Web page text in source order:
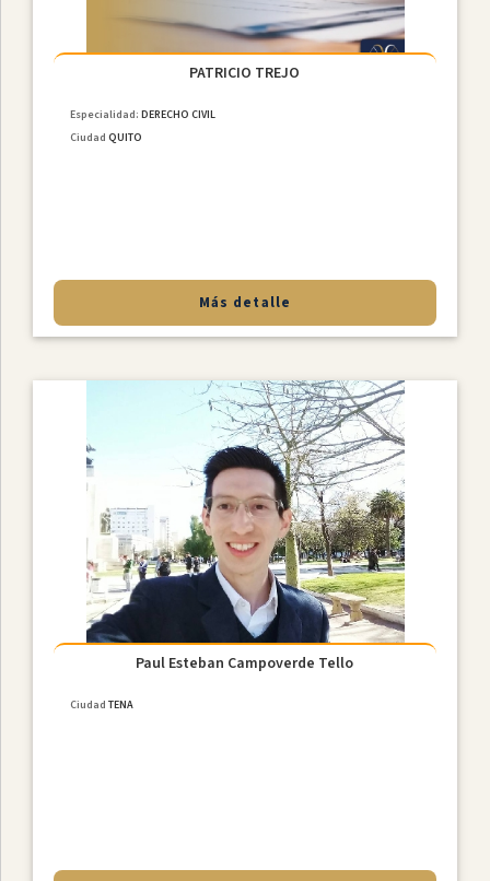
PATRICIO TREJO
Especialidad:DERECHO CIVIL
Ciudad QUITO
Más detalle
Paul Esteban Campoverde Tello
Ciudad TENA